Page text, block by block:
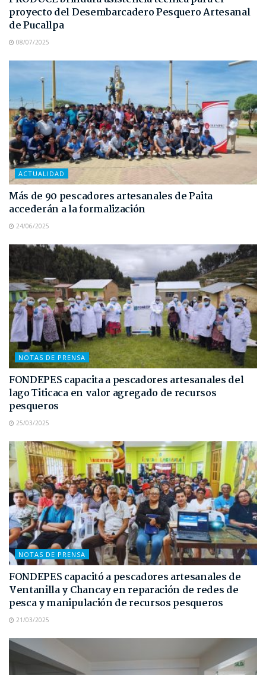
proyecto del Desembarcadero Pesquero Artesanal
de Pucallpa
08/07/2025
ACTUALIDAD
Más de 90 pescadores artesanales de Paita
accederán a la formalización
24/06/2025
NOTAS DE PRENSA
FONDEPES capacita a pescadores artesanales del
lago Titicaca en valor agregado de recursos
pesqueros
25/03/2025
NOTAS DE PRENSA
FONDEPES capacitó a pescadores artesanales de
Ventanilla y Chancay en reparación de redes de
pesca y manipulación de recursos pesqueros
21/03/2025